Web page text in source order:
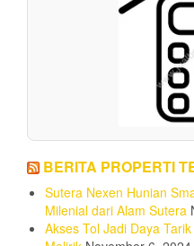
BERITA PROPERTI
Sutera Nexen Hunian
Milenial dari Alam Sutera
Akses Tol Jadi Daya